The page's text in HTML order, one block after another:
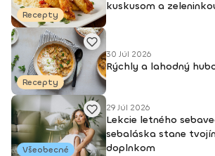
Recepty
kuskusom a
Recepty
30 Júl 2026
Rýchly a lahodný
Všeobecné
29 Júl 2026
Lekcie letného
sebaláska stane
doplnkom